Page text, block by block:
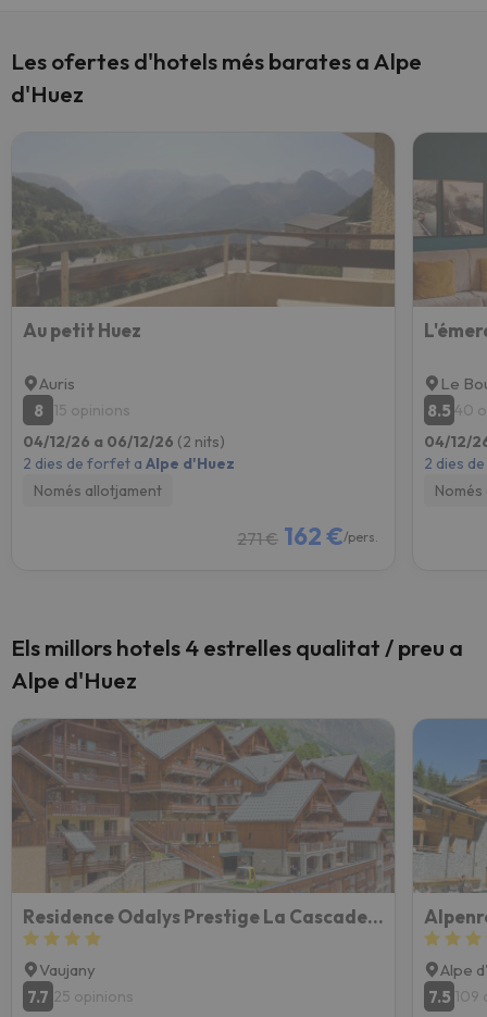
Les ofertes d'hotels més barates a Alpe
d'Huez
Au petit Huez
Auris
8
15 opinions
04/12/26 a 06/12/26 (2 nits)
2 dies de forfet a Alpe d'Huez
Només allotjament
271 € 162 €/pers.
Le
8.5 40
04/12/
2 dies
Els millors hotels 4 estrelles qualitat / preu a
Alpe d'Huez
Residence Odalys Prestige La Cascade - Les Epinettes ( Pueblo Vaujany)
Vaujany
7.7 25 opinions
Alpe
7.5 109